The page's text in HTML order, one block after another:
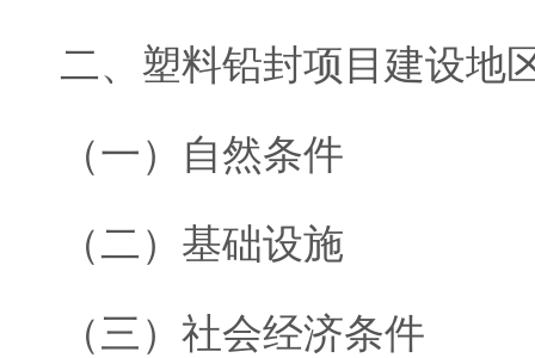
二、塑料铅封项目建设地
（一）自然条件
（二）基础设施
（三）社会经济条件